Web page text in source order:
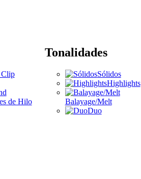
Clip
de Hilo
Tonalidades
Sólidos
Highlights
Balayage/Melt
Duo